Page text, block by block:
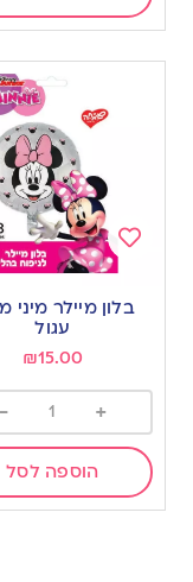
Add
wishlist
בלון מיילר מיני
עגול
₪15.00
+
-
הוספה לסל